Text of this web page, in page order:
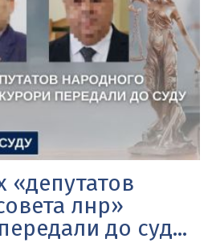
«депутатов
лнр»
до суд...